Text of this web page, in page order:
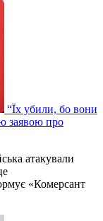
“Їх убили, бо вони
заявою про
атакували
«Комерсант